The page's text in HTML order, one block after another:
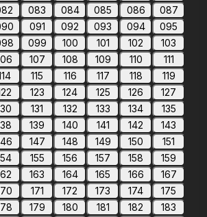
083 084 085 086
087
091 092 093 094
095
099 100 101 102
103
107 108 109 110
111
115 116 117 118
119
123 124 125 126
127
131 132 133 134
135
139 140 141 142
143
147 148 149 150
151
155 156 157 158
159
163 164 165 166
167
171 172 173 174
175
179 180 181 182
183